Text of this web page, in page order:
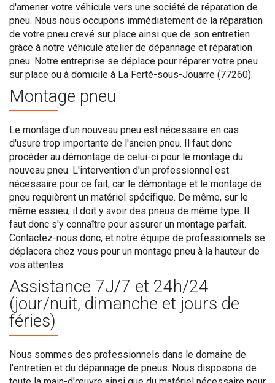
d'amener votre véhicule vers une société de réparation de
pneu. Nous nous occupons immédiatement de la réparation
de votre pneu crevé sur place ainsi que de son entretien
grâce à notre véhicule atelier de dépannage et réparation
pneu. Notre entreprise se déplace pour réparer votre pneu
sur place ou à domicile à La Ferté-sous-Jouarre (77260).
Montage pneu
Le montage d'un nouveau pneu est nécessaire en cas
d'usure trop importante de l'ancien pneu. Il faut donc
procéder au démontage de celui-ci pour le montage du
nouveau pneu. L'intervention d'un professionnel est
nécessaire pour ce fait, car le démontage et le montage de
pneu requièrent un matériel spécifique. De même, sur le
même essieu, il doit y avoir des pneus de même type. Il
faut donc s'y connaître pour assurer un montage parfait.
Contactez-nous donc, et notre équipe de professionnels se
déplacera chez vous pour un montage pneu à la hauteur de
vos attentes.
Assistance 7J/7 et 24h/24
(jour/nuit, dimanche et jours de
féries)
Nous sommes des professionnels dans le domaine de
l'entretien et du dépannage de pneus. Nous disposons de